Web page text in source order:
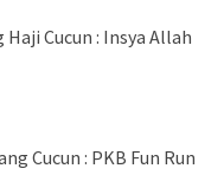
Haji Cucun : Insya Allah
Cucun : PKB Fun Run